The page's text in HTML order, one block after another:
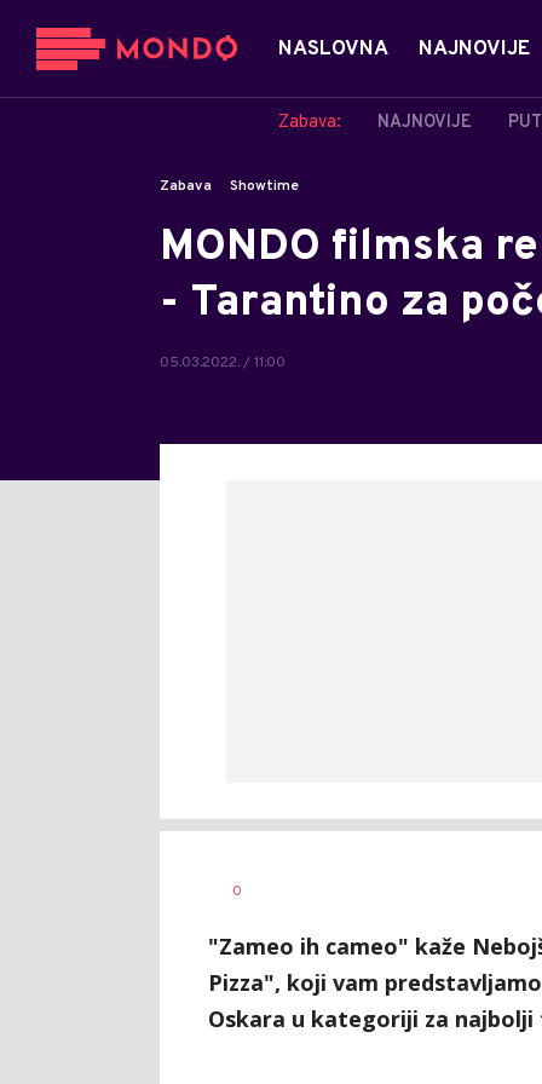
NASLOVNA NAJNOVIJE
Zabava: NAJNOVIJE
Zabava Showtime
MONDO filmska
- Tarantino za
05.03.2022. / 11:00
AUTOR
0
"Zameo ih cameo" kaže
Pizza", koji vam
Oskara u kategoriji za najbolji